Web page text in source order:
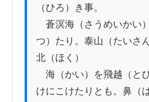
（ひろ）き事。
蒼溟海（さうめいかい
つ）たり。泰山（たいさ
北（ほく）
海（かい）を飛越（と
けにこけたりとも。鼻（